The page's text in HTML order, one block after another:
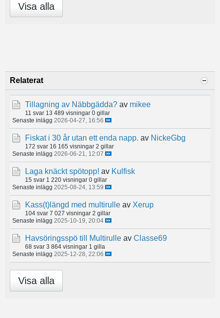
Visa alla
Relaterat
Tillagning av Näbbgädda? av mikee
11 svar 13 489 visningar 0 gillar
Senaste inlägg 2026-04-27, 16:56
Fiskat i 30 år utan ett enda napp. av NickeGbg
172 svar 16 165 visningar 2 gillar
Senaste inlägg 2026-06-21, 12:07
Laga knäckt spötopp! av Kulfisk
15 svar 1 220 visningar 0 gillar
Senaste inlägg 2025-08-24, 13:59
Kass(t)längd med multirulle av Xerup
104 svar 7 027 visningar 2 gillar
Senaste inlägg 2025-10-19, 20:04
Havsöringsspö till Multirulle av Classe69
68 svar 3 864 visningar 1 gilla
Senaste inlägg 2025-12-28, 22:06
Visa alla